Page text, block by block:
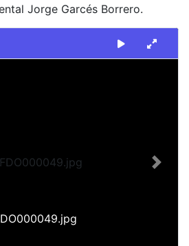
Jorge Garcés Borrero.
Next